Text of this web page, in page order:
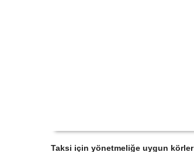
Taksi için yönetmeliğe uygun körler